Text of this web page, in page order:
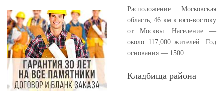
Расположение: Московская
область, 46 км к юго-востоку
от Москвы. Население —
около 117,000 жителей. Год
основания — 1500.
Кладбища района